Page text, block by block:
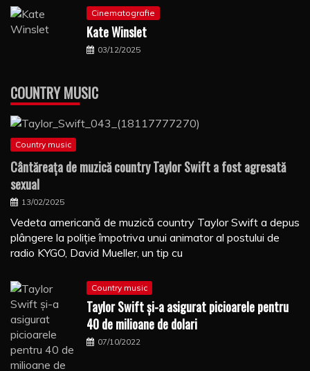
Cinematografie
Kate Winslet
03/12/2025
COUNTRY MUSIC
Country music
Cântăreaţa de muzică country Taylor Swift a fost agresată
sexual
13/02/2025
Vedeta americană de muzică country Taylor Swift a depus
plângere la poliţie împotriva unui animator al postului de
radio KYGO, David Mueller, un tip cu
Country music
Taylor Swift şi-a asigurat picioarele pentru
40 de milioane de dolari
07/10/2022